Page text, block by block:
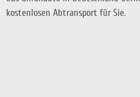
kostenlosen Abtransport für Sie.